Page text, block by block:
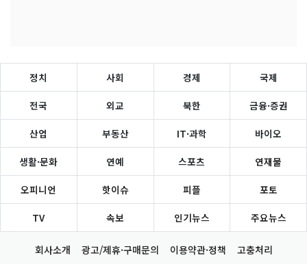
정치 사회 경제 국제
전국 외교 북한 금융·증권
산업 부동산 IT·과학 바이오
생활·문화 연예 스포츠 연재물
오피니언 핫이슈 피플 포토
TV 속보 인기뉴스 주요뉴스
회사소개 광고/제휴·구매문의 이용약관·정책 고충처리